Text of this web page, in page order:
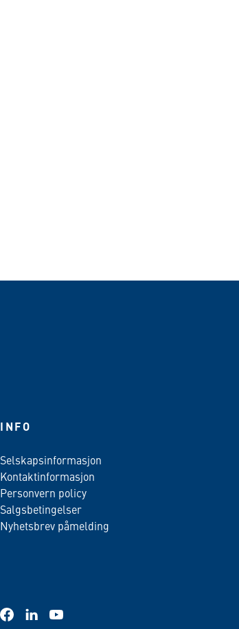
INFO
Selskapsinformasjon
Kontaktinformasjon
Personvern policy
Salgsbetingelser
Nyhetsbrev påmelding
facebooklinkedinyoutube